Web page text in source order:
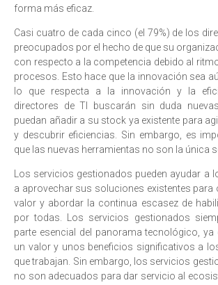
forma más eficaz.
Casi cuatro de cada cinco (el 79%) de los
preocupados por el hecho de que su
con respecto a la competencia debido al
procesos. Esto hace que la innovación sea
lo que respecta a la innovación y la
directores de TI buscarán sin duda
puedan añadir a su stock ya existente para
y descubrir eficiencias. Sin embargo, es
que las nuevas herramientas no son la única
Los servicios gestionados pueden ayudar a
a aprovechar sus soluciones existentes para
valor y abordar la continua escasez de
por todas. Los servicios gestionados
parte esencial del panorama tecnológico,
un valor y unos beneficios significativos a
que trabajan. Sin embargo, los servicios
no son adecuados para dar servicio al